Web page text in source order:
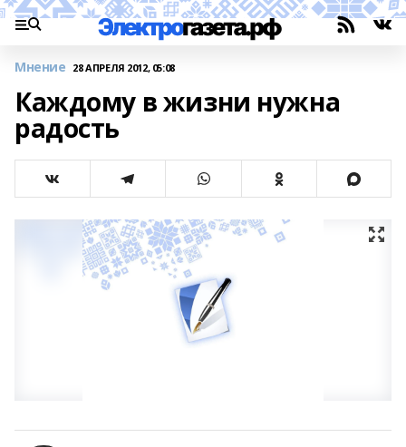
Мнение 28 АПРЕЛЯ 2012, 05:08
Каждому в жизни нужна
радость